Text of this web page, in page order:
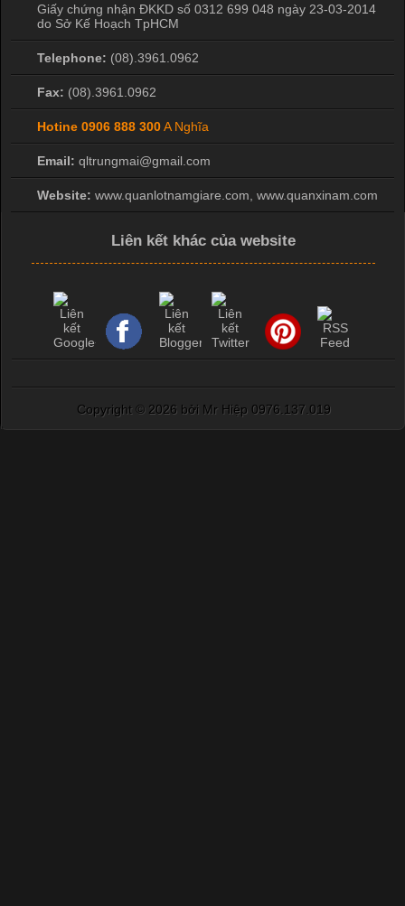
Giấy chứng nhận ĐKKD số 0312 699 048 ngày 23-03-2014
do Sở Kế Hoạch TpHCM
Telephone: (08).3961.0962
Fax: (08).3961.0962
Hotine 0906 888 300A Nghĩa
Email: qltrungmai@gmail.com
Website: www.quanlotnamgiare.com, www.quanxinam.com
Liên kết khác của website
Copyright © 2026 bởi Mr Hiệp 0976.137.019